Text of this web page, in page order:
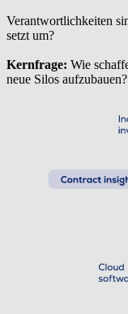
Verantwortlichkeiten
setzt um?
Kernfrage: Wie
neue Silos aufzubauen?